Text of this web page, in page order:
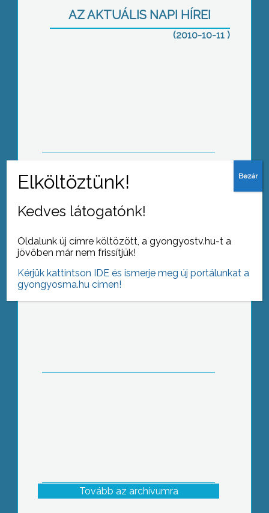
AZ AKTUÁLIS NAPI HÍREI
(2010-10-11 )
Százesztendős lett pénteken Detk
Józsefné
Idén az állatok világnapja köré épült a
Tovább az archívumra
Kedves látogatónk!
Oldalunk új címre költözött, a gyongyostv.hu-t a
jövőben már nem frissítjük!
Kérjük kattintson IDE és ismerje meg új portálunkat a
gyongyosma.hu címen!